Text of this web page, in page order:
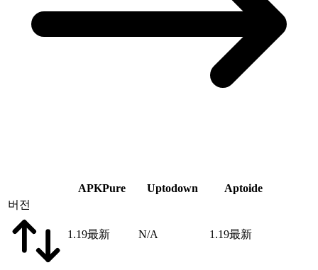
APKPure Uptodown
Aptoide
버전
1.19最新 N/A 1.19最新